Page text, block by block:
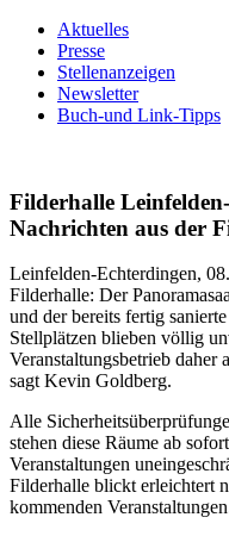
Aktuelles
Presse
Stellenanzeigen
Newsletter
Buch-und Link-Tipps
Filderhalle
Nachrichten aus der
Leinfelden-Echterdingen,
Filderhalle: Der
und der bereits fertig
Stellplätzen blieben völlig
Veranstaltungsbetrieb daher
sagt Kevin Goldberg.
Alle
stehen diese Räume ab
Veranstaltungen
Filderhalle blickt erleichtert
kommenden